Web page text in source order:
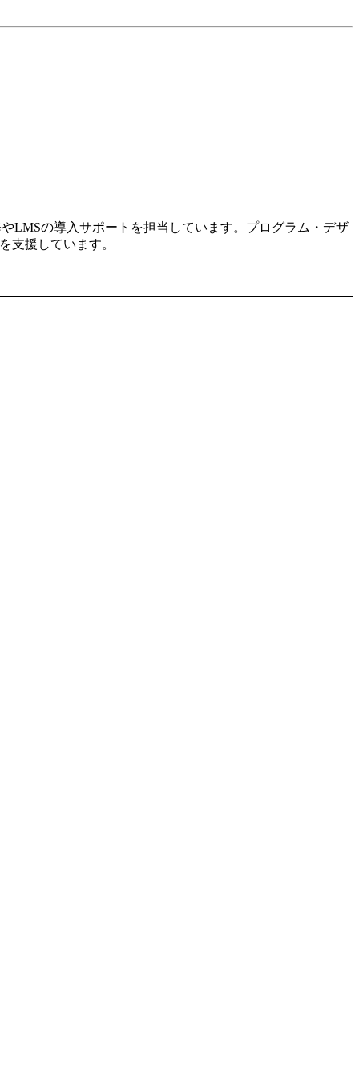
LMSの導入サポートを担当しています。プログラム・デザ
支援しています。